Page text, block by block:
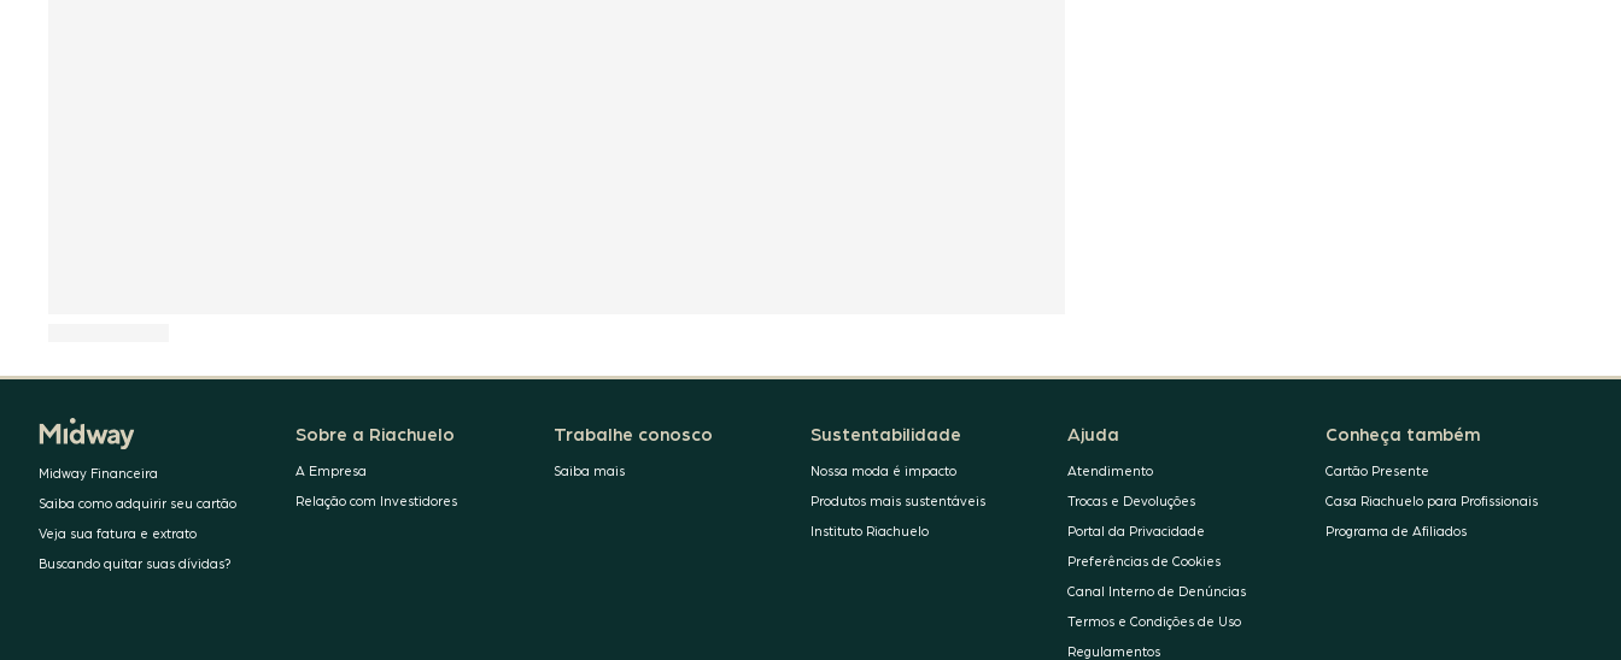
Midway Financeira
Saiba como adquirir seu cartão
Veja sua fatura e extrato
Buscando quitar suas dívidas?
Sobre a Riachuelo
A Empresa
Relação com Investidores
Trabalhe conosco
Saiba mais
Sustentabilidade
Nossa moda é impacto
Produtos mais sustentáveis
Instituto Riachuelo
Ajuda
Atendimento
Trocas e Devoluções
Portal da Privacidade
Preferências de Cookies
Canal Interno de Denúncias
Termos e Condições de Uso
Regulamentos
Conheça também
Cartão Presente
Casa Riachuelo para Profissionais
Programa de Afiliados